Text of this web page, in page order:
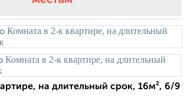
на длительный срок, 16м², 6/9